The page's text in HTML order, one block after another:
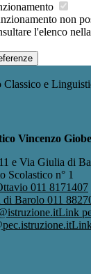
non
l'elenco
Classico e
Vincenzo
e Via Giulia di
Scolastico n° 1
011 8171407
Barolo 011
Link